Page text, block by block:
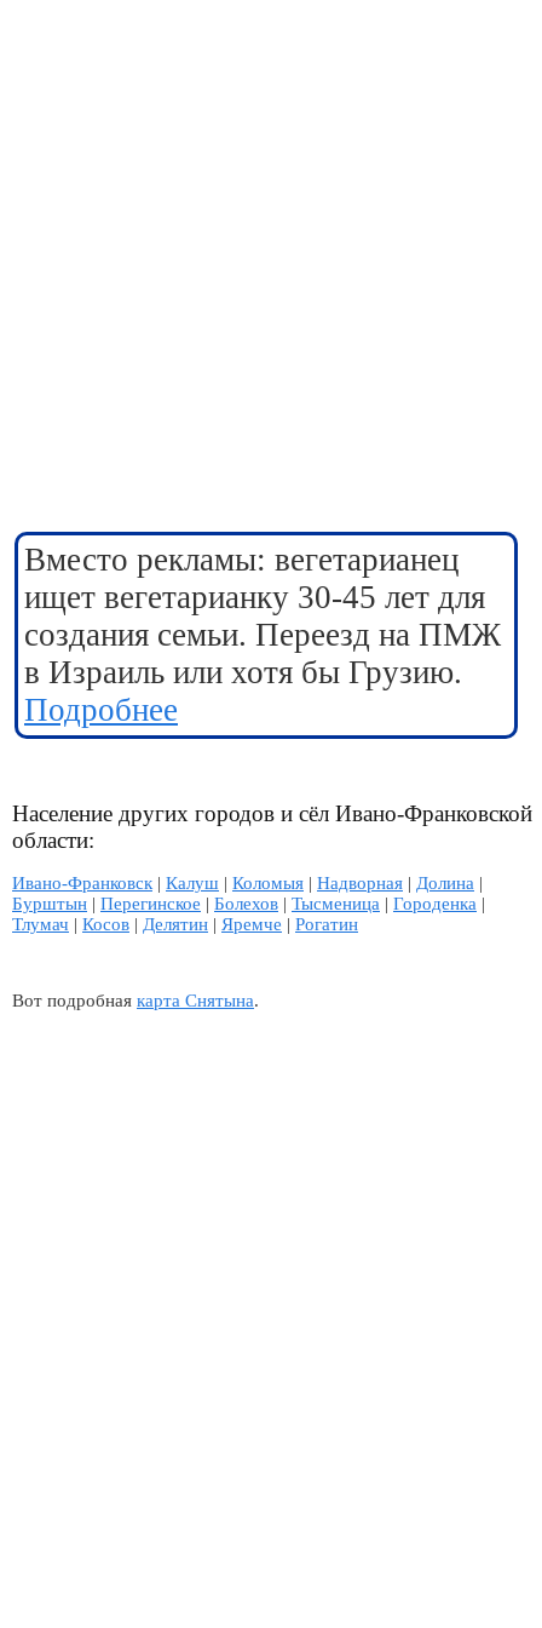
Вместо рекламы: вегетарианец
ищет вегетарианку 30-45 лет для
создания семьи. Переезд на ПМЖ
в Израиль или хотя бы Грузию.
Подробнее
Население других городов и сёл Ивано-Франковской
области:
Ивано-Франковск | Калуш | Коломыя | Надворная | Долина |
Бурштын | Перегинское | Болехов | Тысменица | Городенка |
Тлумач | Косов | Делятин | Яремче | Рогатин
Вот подробная карта Снятына.